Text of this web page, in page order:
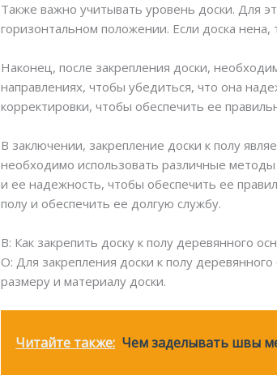
Также важно учитывать уровень доски. Для
горизонтальном положении. Если доска
Наконец, после закрепления доски,
направлениях, чтобы убедиться, что она
корректировки, чтобы обеспечить ее
В заключении, закрепление доски к полу
необходимо использовать различные
и ее надежность, чтобы обеспечить ее
полу и обеспечить ее долгую службу.
В: Как закрепить доску к полу деревянного
О: Для закрепления доски к полу
размеру и материалу доски.
Читайте также: Чем заделывать швы